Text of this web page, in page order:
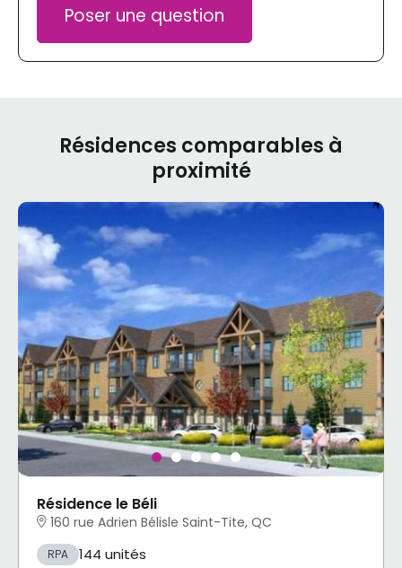
Poser une question
Résidences comparables à
proximité
Résidence le Béli
160 rue Adrien Bélisle Saint-Tite, QC
RPA 144 unités